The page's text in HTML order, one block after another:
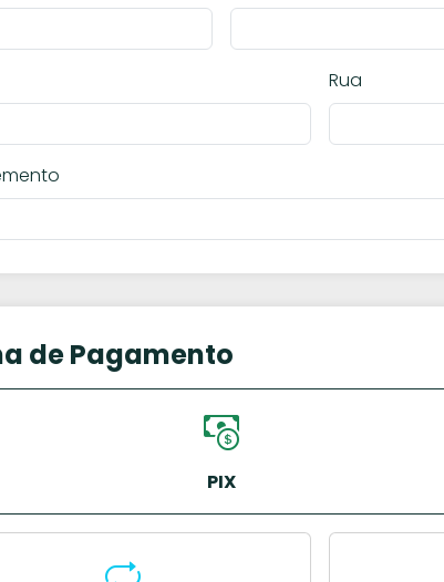
Rua
de Pagamento
PIX